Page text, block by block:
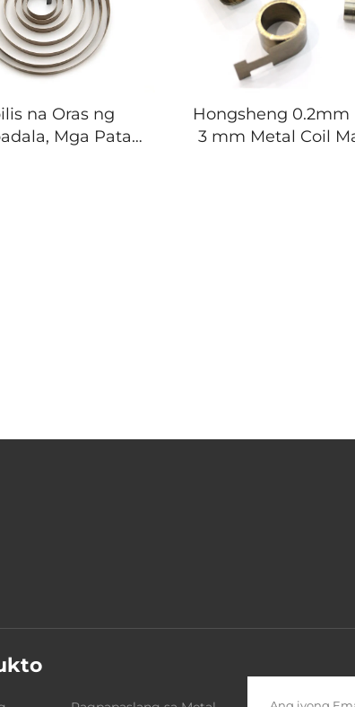
na Oras ng
Mga Patag
Hongsheng 0.2mm
3 mm Metal Coil